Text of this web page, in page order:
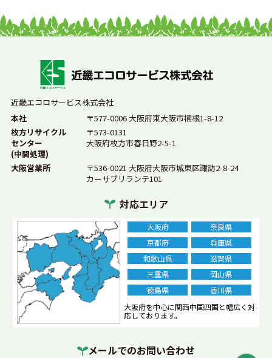
ケミカルリサイクル
サーマルリサイクル
罰則
スプレー缶
自転車 廃棄業者
情報漏洩
ハードディスク
廃棄物処理問題
産廃業者 ごみの処分
環境
法律
産業廃棄物処理
ゴミ処分
コンクリートガラ
特別管理産業廃棄物
産業廃棄物の定義
業務用冷蔵庫
廃棄物処理
産業廃棄物業者
処理方法
事業系一般廃棄物
産廃コンテナ
水銀灯 単価 定義 がれき
分別
片付け
レンガ 処分費用 ペンキ
塗料
エアコン
廃棄 業務用エアコン 乾電池
電池
処分
ボタン電池 ベッド
ビーズクッション
費用相場 車のバッテリー
近畿エコロサービス株式会社
本社
〒577-0006 大阪府東大阪市楠根1-8-12
枚方リサイクル
センター
(中間処理)
〒573-0131
大阪府枚方市春日野2-5-1
大阪営業所
〒536-0021 大阪府大阪市城東区諏訪2-8-24
カーサブリランテ101
対応エリア
大阪府
奈良県
京都府
兵庫県
和歌山県
滋賀県
三重県
岡山県
徳島県
香川県
大阪府を中心に関西中国四国と幅広く対
応しております。
メールでのお問い合わせ